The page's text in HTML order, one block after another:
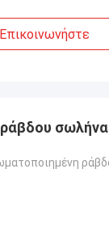
Επικοινωνήστε
σωλήνα